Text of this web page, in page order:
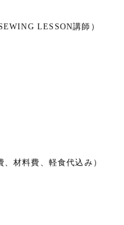
LESSON講師）
材料費、軽食代込み）